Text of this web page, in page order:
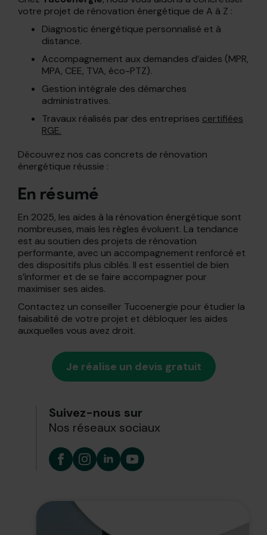
votre projet de rénovation énergétique de A à Z :
Diagnostic énergétique personnalisé et à
distance.
Accompagnement aux demandes d’aides (MPR,
MPA, CEE, TVA, éco-PTZ).
Gestion intégrale des démarches
administratives.
Travaux réalisés par des entreprises certifiées
RGE.
Découvrez nos cas concrets de rénovation
énergétique réussie :
En résumé
En 2025, les aides à la rénovation énergétique sont
nombreuses, mais les règles évoluent. La tendance
est au soutien des projets de rénovation
performante, avec un accompagnement renforcé et
des dispositifs plus ciblés. Il est essentiel de bien
s’informer et de se faire accompagner pour
maximiser ses aides.
Contactez un conseiller Tucoenergie pour étudier la
faisabilité de votre projet et débloquer les aides
auxquelles vous avez droit.
Je réalise un devis gratuit
Suivez-nous sur
Nos réseaux sociaux